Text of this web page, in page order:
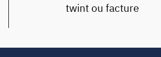
twint ou facture